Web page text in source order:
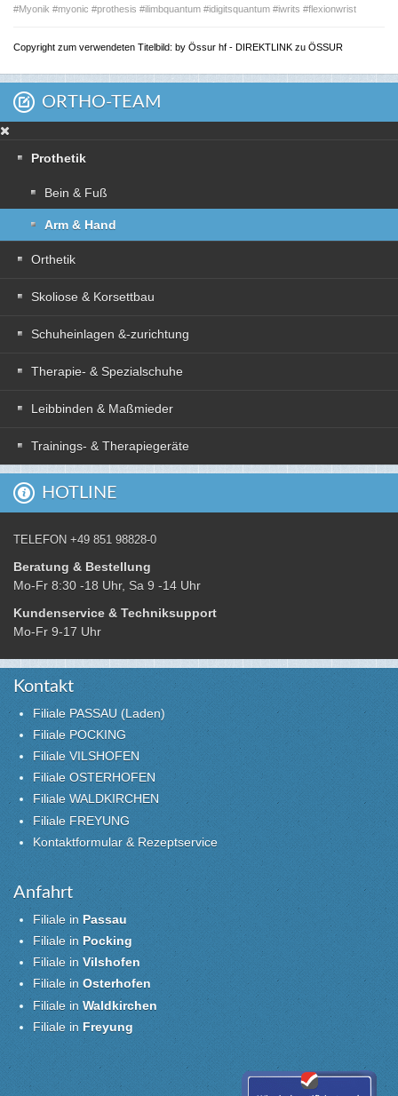
#Myonik #myonic #prothesis #ilimbquantum #idigitsquantum #iwrits #flexionwrist
Copyright zum verwendeten Titelbild: by Össur hf - DIREKTLINK zu ÖSSUR
ORTHO-TEAM
Prothetik
Bein & Fuß
Arm & Hand
Orthetik
Skoliose & Korsettbau
Schuheinlagen &-zurichtung
Therapie- & Spezialschuhe
Leibbinden & Maßmieder
Trainings- & Therapiegeräte
HOTLINE
TELEFON +49 851 98828-0
Beratung & Bestellung
Mo-Fr 8:30 -18 Uhr, Sa 9 -14 Uhr
Kundenservice & Techniksupport
Mo-Fr 9-17 Uhr
Kontakt
Filiale PASSAU (Laden)
Filiale POCKING
Filiale VILSHOFEN
Filiale OSTERHOFEN
Filiale WALDKIRCHEN
Filiale FREYUNG
Kontaktformular & Rezeptservice
Anfahrt
Filiale in Passau
Filiale in Pocking
Filiale inVilshofen
Filiale inOsterhofen
Filiale inWaldkirchen
Filiale inFreyung